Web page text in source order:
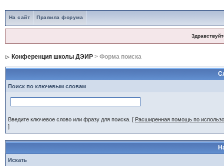
На сайт Правила форума
Конференция школы ДЭИР> Форма поиска
Поиск по ключевым словам
Введите ключевое слово или фразу для поиска. [ Расширенная помощь по
]
Искать